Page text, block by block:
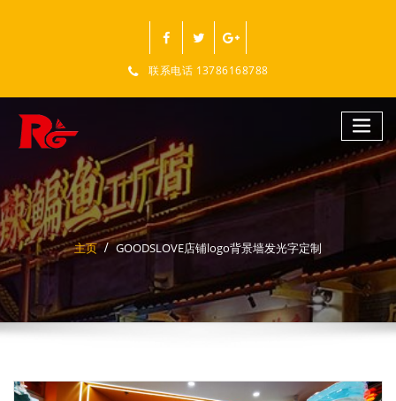
联系电话 13786168788
主页 GOODSLOVE店铺logo背景墙发光字定制